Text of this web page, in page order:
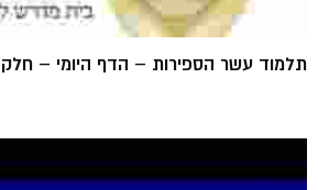
תלמוד עשר הספירות – הדף היומי –